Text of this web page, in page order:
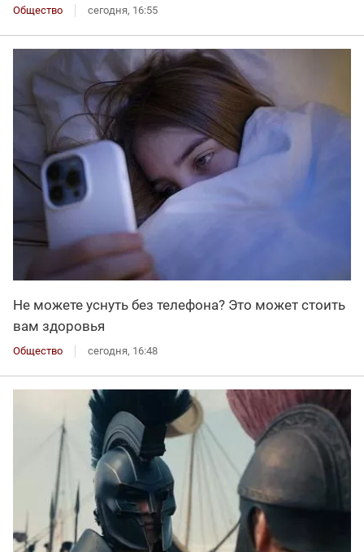
Общество сегодня, 16:55
Не можете уснуть без телефона? Это может стоить
вам здоровья
Общество сегодня, 16:48